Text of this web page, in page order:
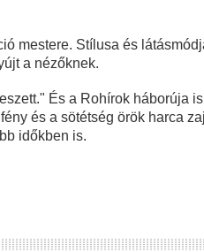
mestere. Stílusa és
a nézőknek.
És a Rohírok háborúja
és a sötétség örök harca
időkben is.